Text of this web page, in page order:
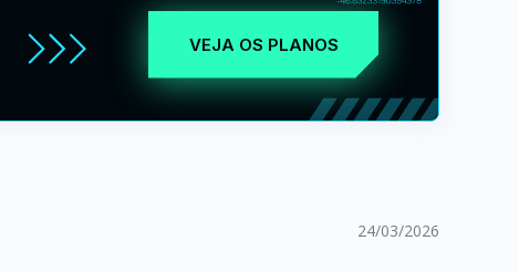
VEJA OS PLANOS
24/03/2026